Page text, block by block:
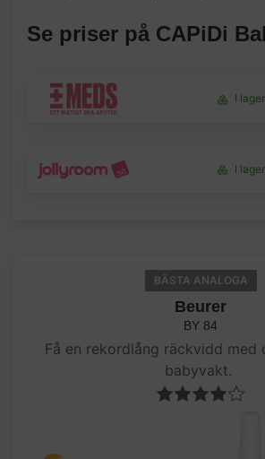
Se priser på CAPiDi
I lager
I lager
BÄSTA ANALOGA
Beurer
BY 84
Få en rekordlång räckvidd med
babyvakt.